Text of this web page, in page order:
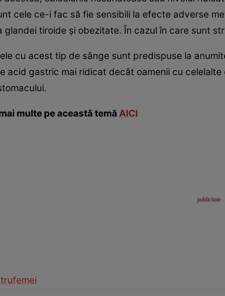
cele ce-i fac să fie sensibili la efecte adverse
glandei tiroide şi obezitate. În cazul în care sunt
cu acest tip de sânge sunt predispuse la
acid gastric mai ridicat decât oamenii cu
multe pe această temă AICI